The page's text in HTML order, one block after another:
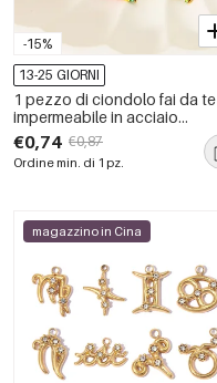
-15%
13-25 GIORNI
1 pezzo di ciondolo fai da te
impermeabile in acciaio
inossidabile a forma di frutta
€0,74 €0,87
Ordine min. di 1 pz.
magazzino in Cina